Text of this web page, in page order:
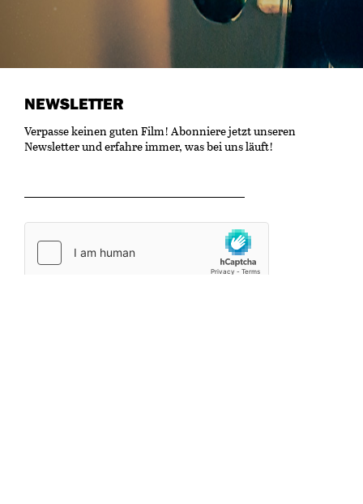
NEWSLETTER
Verpasse keinen guten Film! Abonniere jetzt unseren
Newsletter und erfahre immer, was bei uns läuft!